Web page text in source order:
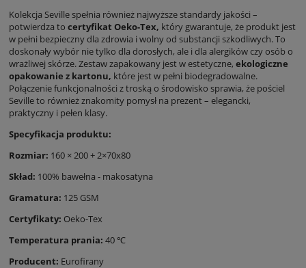
Kolekcja Seville spełnia również najwyższe standardy jakości –
potwierdza to certyfikat Oeko-Tex, który gwarantuje, że produkt jest
w pełni bezpieczny dla zdrowia i wolny od substancji szkodliwych. To
doskonały wybór nie tylko dla dorosłych, ale i dla alergików czy osób o
wrażliwej skórze. Zestaw zapakowany jest w estetyczne, ekologiczne
opakowanie z kartonu, które jest w pełni biodegradowalne.
Połączenie funkcjonalności z troską o środowisko sprawia, że pościel
Seville to również znakomity pomysł na prezent – elegancki,
praktyczny i pełen klasy.
Specyfikacja produktu:
Rozmiar: 160 × 200 + 2×70x80
Skład: 100% bawełna - makosatyna
Gramatura: 125 GSM
Certyfikaty: Oeko-Tex
Temperatura prania: 40 ℃
Producent: Eurofirany